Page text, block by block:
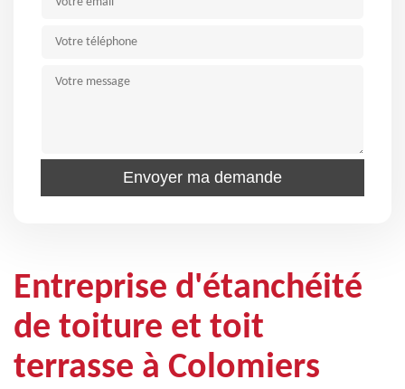
Entreprise d'étanchéité
de toiture et toit
terrasse à Colomiers